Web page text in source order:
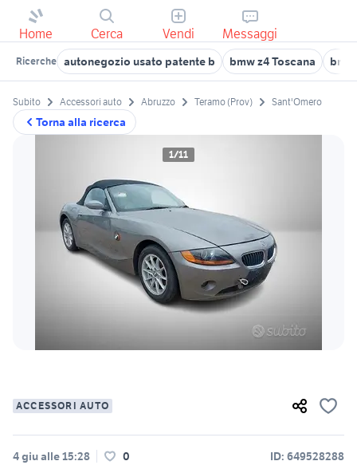
Home Cerca Vendi Messaggi
Ricerche autonegozio usato patente b bmw z4 Toscana
Torna alla ricerca
Subito Accessori auto Abruzzo Teramo (Prov) Sant'Omero
1/11
ACCESSORI AUTO
4 giu alle 15:28 0 ID: 649528288